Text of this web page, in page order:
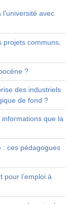
avec
projets communs,
?
des industriels
de fond ?
que la
: ces pédagogues
pour l’emploi à